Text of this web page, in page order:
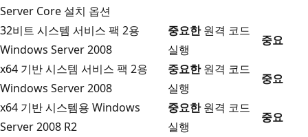
Server Core 설치 옵션
32비트 시스템 서비스 팩 2용
Windows Server 2008
중요한원격 코드
실행
중요
x64 기반 시스템 서비스 팩 2용
Windows Server 2008
중요한원격 코드
실행
중요
x64 기반 시스템용 Windows
Server 2008 R2
중요한원격 코드
실행
중요